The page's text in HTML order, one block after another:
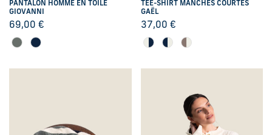
PANTALON HOMME EN TOILE
GIOVANNI
69,00 €
TEE-SHIRT MANCHES COURTES
GAËL
37,00 €